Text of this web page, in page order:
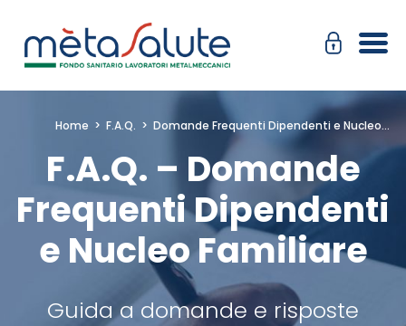
contenuto
navigazione
Home > F.A.Q. > Domande Frequenti Dipendenti e Nucleo…
F.A.Q. – Domande
Frequenti Dipendenti
e Nucleo Familiare
Guida a domande e risposte